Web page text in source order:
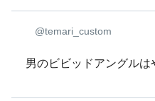
@temari_custom
男のビビッドアングルは